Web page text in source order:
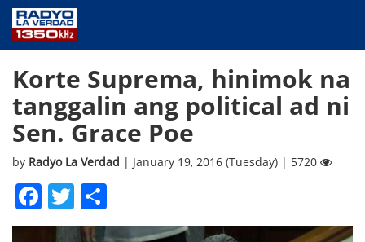
PUBLIC SERVICE
ANNOUNCEMENTS
PROGRAMS
ABOUT
Korte Suprema, hinimok na
tanggalin ang political ad ni
Sen. Grace Poe
by Radyo La Verdad | January 19, 2016 (Tuesday) | 5720
Facebook
Twitter